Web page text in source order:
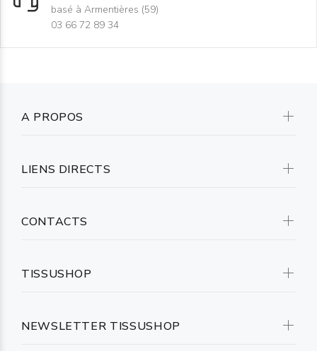
basé à Armentières (59)
03 66 72 89 34
NEWSLETTER TISSUSHOP
A PROPOS
LIENS DIRECTS
CONTACTS
TISSUSHOP